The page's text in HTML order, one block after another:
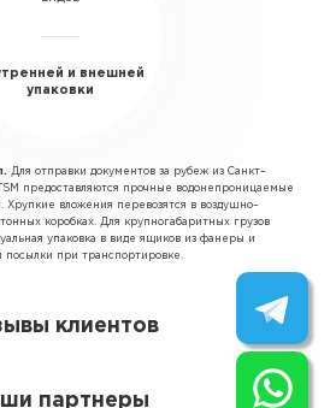
и внешней
упаковки
Для отправки документов за рубеж из Санкт–
предоставляются прочные водонепроницаемые
Хрупкие вложения перевозятся в воздушно–
коробках. Для крупногабаритных грузов
упаковка в виде ящиков из фанеры и
при транспортировке.
клиентов
партнеры